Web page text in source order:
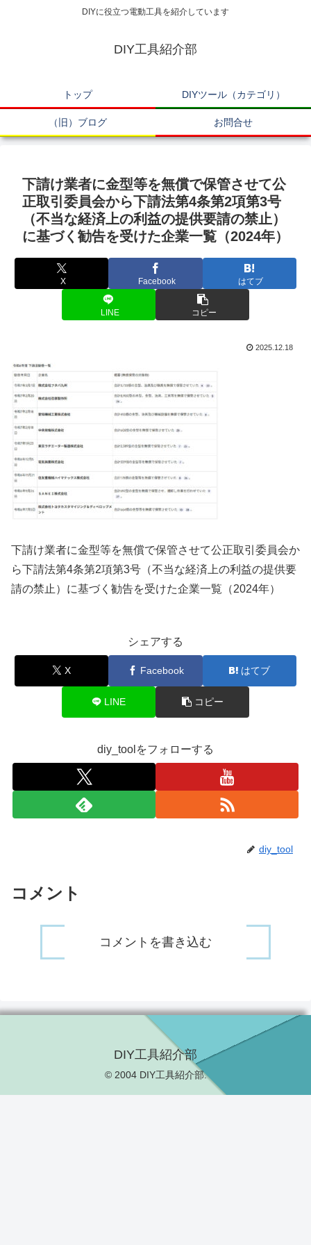
DIYに役立つ電動工具を紹介しています
DIY工具紹介部
トップ DIYツール（カテゴリ）
（旧）ブログ お問合せ
下請け業者に金型等を無償で保管させて公
正取引委員会から下請法第4条第2項第3号
（不当な経済上の利益の提供要請の禁止）
に基づく勧告を受けた企業一覧（2024年）
X Facebook はてブ
LINE コピー
2025.12.18
下請け業者に金型等を無償で保管させて公正取引委員会か
ら下請法第4条第2項第3号（不当な経済上の利益の提供要
請の禁止）に基づく勧告を受けた企業一覧（2024年）
シェアする
X Facebook はてブ
LINE コピー
diy_toolをフォローする
diy_tool
コメント
コメントを書き込む
DIY工具紹介部
© 2004 DIY工具紹介部.